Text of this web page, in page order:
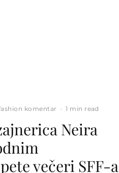
komentar · 1 min read
Neira
večeri SFF-a